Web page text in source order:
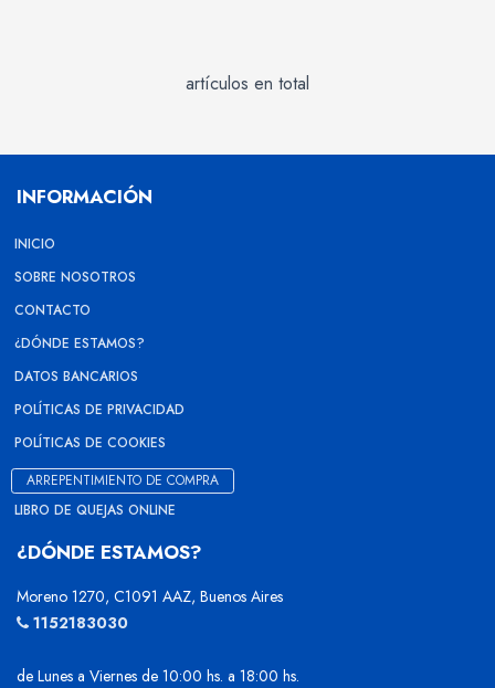
artículos en total
INFORMACIÓN
INICIO
SOBRE NOSOTROS
CONTACTO
¿DÓNDE ESTAMOS?
DATOS BANCARIOS
POLÍTICAS DE PRIVACIDAD
POLÍTICAS DE COOKIES
ARREPENTIMIENTO DE COMPRA
LIBRO DE QUEJAS ONLINE
¿DÓNDE ESTAMOS?
Moreno 1270, C1091 AAZ, Buenos Aires
1152183030
de Lunes a Viernes de 10:00 hs. a 18:00 hs.